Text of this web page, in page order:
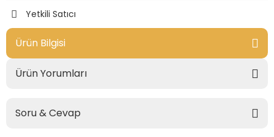
Yetkili Satıcı
Ürün Bilgisi
Ürün Yorumları
Soru & Cevap